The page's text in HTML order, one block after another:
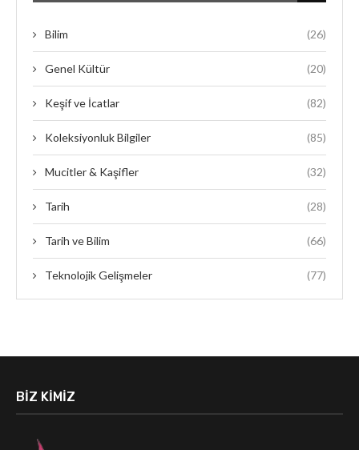
Bilim (26)
Genel Kültür (20)
Keşif ve İcatlar (82)
Koleksiyonluk Bilgiler (85)
Mucitler & Kaşifler (32)
Tarih (28)
Tarih ve Bilim (66)
Teknolojik Gelişmeler (77)
BIZ KIMIZ